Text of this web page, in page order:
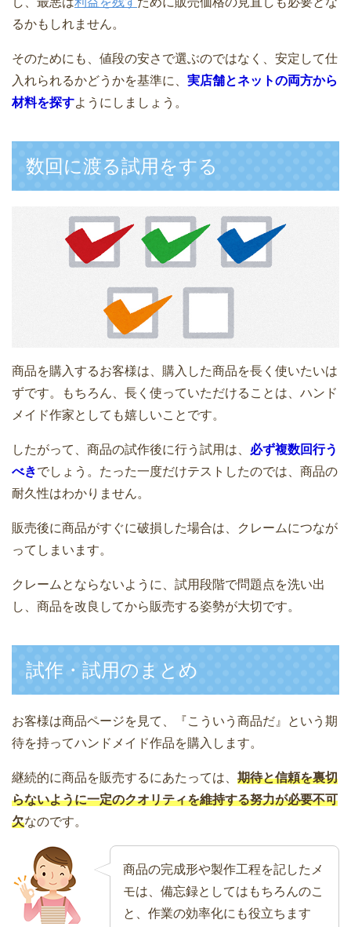
るかもしれません。
そのためにも、値段の安さで選ぶのではなく、安定して仕
入れられるかどうかを基準に、 実店舗とネットの両方から
材料を探すようにしましょう。
数回に渡る試用をする
商品を購入するお客様は、購入した商品を長く使いたいは
ずです。もちろん、長く使っていただけることは、ハンド
メイド作家としても嬉しいことです。
したがって、商品の試作後に行う試用は、 必ず複数回行う
べきでしょう。たった一度だけテストしたのでは、商品の
耐久性はわかりません。
販売後に商品がすぐに破損した場合は、クレームにつなが
ってしまいます。
クレームとならないように、試用段階で問題点を洗い出
し、商品を改良してから販売する姿勢が大切です。
試作・試用のまとめ
お客様は商品ページを見て、『こういう商品だ』という期
待を持ってハンドメイド作品を購入します。
継続的に商品を販売するにあたっては、 期待と信頼を裏切
らないように一定のクオリティを維持する努力が必要不可
欠なのです。
商品の完成形や製作工程を記したメ
モは、備忘録としてはもちろんのこ
と、作業の効率化にも役立ちます